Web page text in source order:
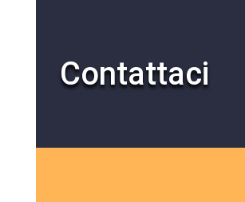
Contattaci